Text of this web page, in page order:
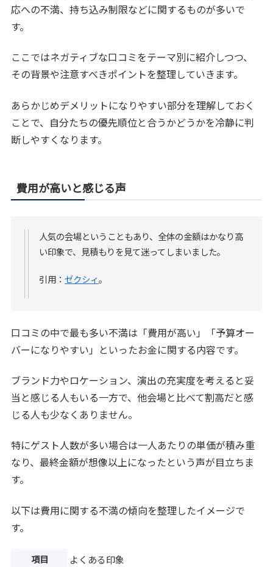
応への不満、持ち込み制限などに関するものが多いで
す。
ここではネガティブな口コミをテーマ別に紹介しつつ、
その背景や注意すべきポイントを整理していきます。
あらかじめデメリットになりやすい部分を理解しておく
ことで、自分たちの優先順位と合うかどうかを冷静に判
断しやすくなります。
費用が高いと感じる声
人気の会場ということもあり、全体の金額はかなり高
い印象で、見積もりを見て迷ってしまいました。
引用：ゼクシィ。
口コミの中で最も多い不満は「費用が高い」「予算オー
バーになりやすい」といったお金に関する内容です。
ブランド力やロケーション、演出の充実度を考えると妥
当と感じる人もいる一方で、他会場と比べて割高だと感
じる人も少なくありません。
特にゲスト人数が多い場合は一人あたりの単価が積み重
なり、最終金額が想像以上になったという声が目立ちま
す。
以下は費用に関する不満の傾向を整理したイメージで
す。
項目 よくある印象